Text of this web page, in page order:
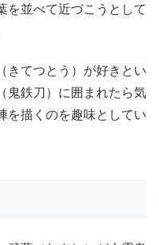
を並べて近づこうとして
きてつとう）が好きとい
鬼鉄刀）に囲まれたら気
を描くのを趣味としてい